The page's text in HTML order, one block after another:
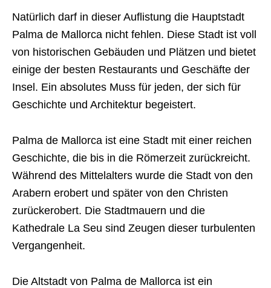
Natürlich darf in dieser Auflistung die Hauptstadt
Palma de Mallorca nicht fehlen. Diese Stadt ist voll
von historischen Gebäuden und Plätzen und bietet
einige der besten Restaurants und Geschäfte der
Insel. Ein absolutes Muss für jeden, der sich für
Geschichte und Architektur begeistert.
Palma de Mallorca ist eine Stadt mit einer reichen
Geschichte, die bis in die Römerzeit zurückreicht.
Während des Mittelalters wurde die Stadt von den
Arabern erobert und später von den Christen
zurückerobert. Die Stadtmauern und die
Kathedrale La Seu sind Zeugen dieser turbulenten
Vergangenheit.
Die Altstadt von Palma de Mallorca ist ein